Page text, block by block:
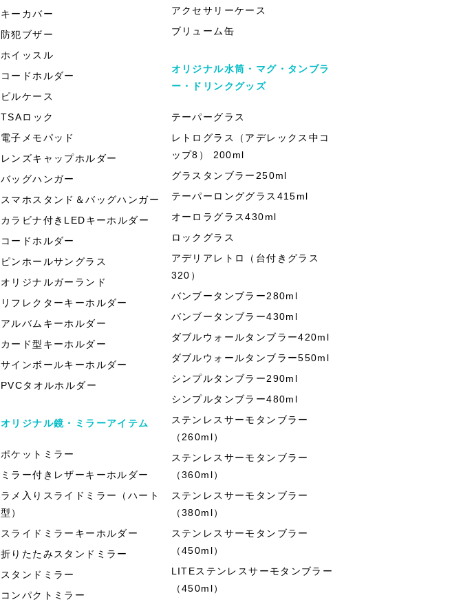
キーカバー
防犯ブザー
ホイッスル
コードホルダー
ピルケース
TSAロック
電子メモパッド
レンズキャップホルダー
バッグハンガー
スマホスタンド＆バッグハンガー
カラビナ付きLEDキーホルダー
コードホルダー
ピンホールサングラス
オリジナルガーランド
リフレクターキーホルダー
アルバムキーホルダー
カード型キーホルダー
サインボールキーホルダー
PVCタオルホルダー
オリジナル鏡・ミラーアイテム
ポケットミラー
ミラー付きレザーキーホルダー
ラメ入りスライドミラー（ハート
型）
スライドミラーキーホルダー
折りたたみスタンドミラー
スタンドミラー
コンパクトミラー
アクセサリーケース
ブリューム缶
オリジナル水筒・マグ・タンブラ
ー・ドリンクグッズ
テーパーグラス
レトログラス（アデレックス中コ
ップ8） 200ml
グラスタンブラー250ml
テーパーロンググラス415ml
オーロラグラス430ml
ロックグラス
アデリアレトロ（台付きグラス
320）
バンブータンブラー280ml
バンブータンブラー430ml
ダブルウォールタンブラー420ml
ダブルウォールタンブラー550ml
シンプルタンブラー290ml
シンプルタンブラー480ml
ステンレスサーモタンブラー
（260ml）
ステンレスサーモタンブラー
（360ml）
ステンレスサーモタンブラー
（380ml）
ステンレスサーモタンブラー
（450ml）
LITEステンレスサーモタンブラー
（450ml）